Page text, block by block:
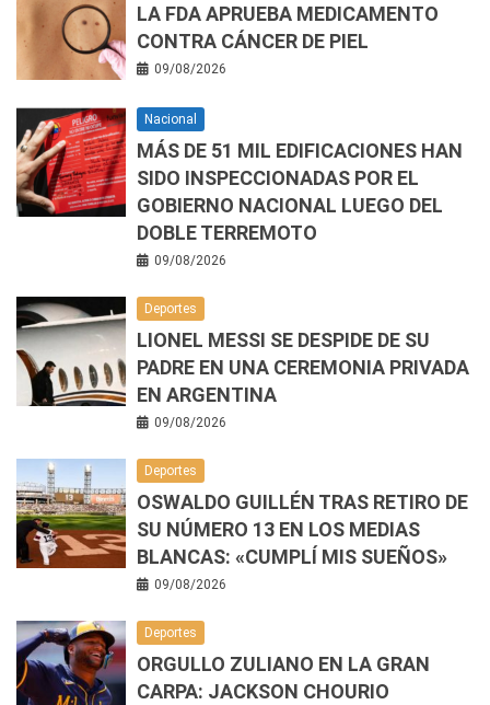
LA FDA APRUEBA MEDICAMENTO
CONTRA CÁNCER DE PIEL
09/08/2026
Nacional
MÁS DE 51 MIL EDIFICACIONES HAN
SIDO INSPECCIONADAS POR EL
GOBIERNO NACIONAL LUEGO DEL
DOBLE TERREMOTO
09/08/2026
Deportes
LIONEL MESSI SE DESPIDE DE SU
PADRE EN UNA CEREMONIA PRIVADA
EN ARGENTINA
09/08/2026
Deportes
OSWALDO GUILLÉN TRAS RETIRO DE
SU NÚMERO 13 EN LOS MEDIAS
BLANCAS: «CUMPLÍ MIS SUEÑOS»
09/08/2026
Deportes
ORGULLO ZULIANO EN LA GRAN
CARPA: JACKSON CHOURIO